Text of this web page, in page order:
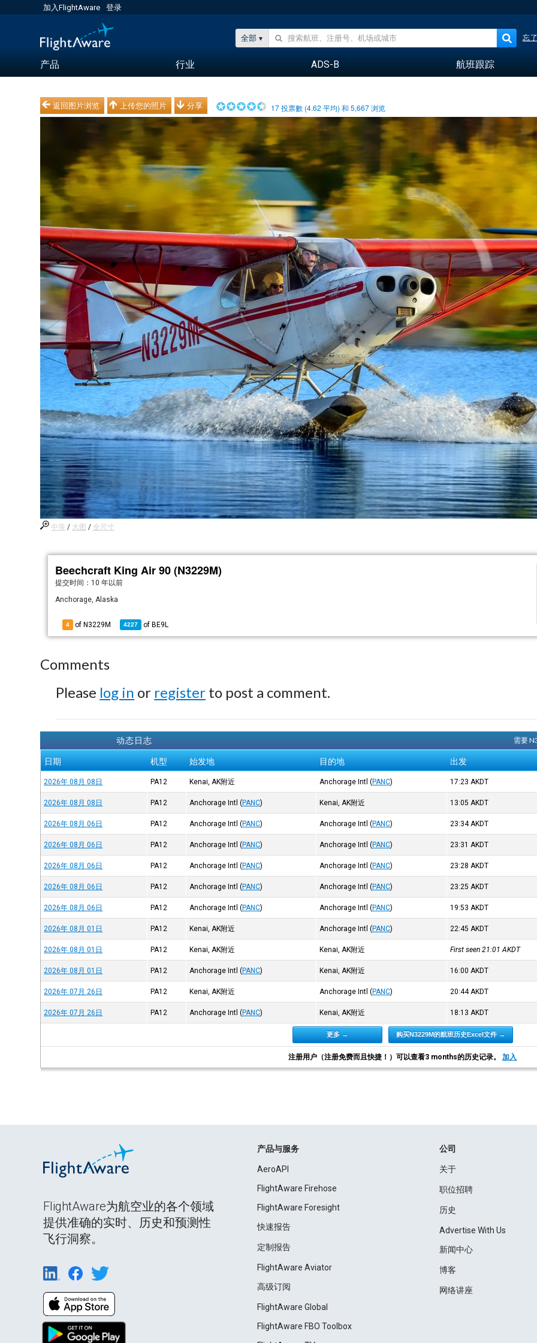
加入FlightAware 登录
全部 忘
产品 行业 ADS-B 航班跟踪
返回图片浏览 上传您的照片 分享 17投票數 (4.62 平均) 和5,667浏览
中等 / 大图 / 全尺寸
Beechcraft King Air 90 (N3229M)
提交时间： 10 年以前
Anchorage, Alaska
4 of N3229M 4227 of BE9L
Comments
Please log in or register to post a comment.
动态日志 需要
日期 机型 始发地 目的地 出发
2026年 08月 08日 PA12 Kenai, AK附近 Anchorage Intl (PANC) 17:23AKDT
2026年 08月 08日 PA12 Anchorage Intl (PANC) Kenai, AK附近 13:05AKDT
2026年 08月 06日 PA12 Anchorage Intl (PANC) Anchorage Intl (PANC) 23:34AKDT
2026年 08月 06日 PA12 Anchorage Intl (PANC) Anchorage Intl (PANC) 23:31AKDT
2026年 08月 06日 PA12 Anchorage Intl (PANC) Anchorage Intl (PANC) 23:28AKDT
2026年 08月 06日 PA12 Anchorage Intl (PANC) Anchorage Intl (PANC) 23:25AKDT
2026年 08月 06日 PA12 Anchorage Intl (PANC) Anchorage Intl (PANC) 19:53AKDT
2026年 08月 01日 PA12 Kenai, AK附近 Anchorage Intl (PANC) 22:45AKDT
2026年 08月 01日 PA12 Kenai, AK附近 Kenai, AK附近 First seen 21:01AKDT
2026年 08月 01日 PA12 Anchorage Intl (PANC) Kenai, AK附近 16:00AKDT
2026年 07月 26日 PA12 Kenai, AK附近 Anchorage Intl (PANC) 20:44AKDT
2026年 07月 26日 PA12 Anchorage Intl (PANC) Kenai, AK附近 18:13AKDT
更多 → 购买N3229M的航班历史Excel文件 →
注册用户（注册免费而且快捷！）可以查看3 months的历史记录。加入
FlightAware为航空业的各个领域
提供准确的实时、历史和预测性
飞行洞察。
产品与服务
AeroAPI
FlightAware Firehose
FlightAware Foresight
快速报告
定制报告
FlightAware Aviator
高级订阅
FlightAware Global
FlightAware FBO Toolbox
公司
关于
职位招聘
历史
Advertise With Us
新闻中心
博客
网络讲座